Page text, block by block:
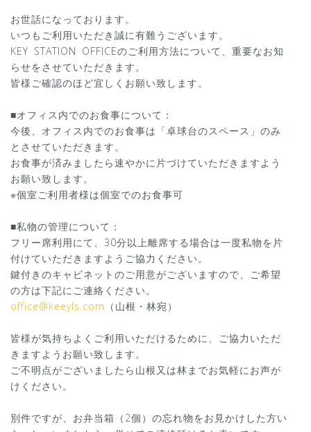
お世話になっております。
いつもご利用いただき誠に有難うございます。
KEY STATION OFFICEのご利用方法について、重要なお知
らせをさせていただきます。
皆様ご確認のほど宜しくお願い致します。
■オフィス内でのお食事について：
今後、オフィス内でのお食事は「卓球台のスペース」のみ
とさせていただきます。
お食事が済みましたら速やかに片づけていただきますよう
お願い致します。
※個室ご利用者様は個室でのお食事可
■私物の管理について：
フリー席利用にて、30分以上離席する場合は一度私物を片
付けていただきますようご協力ください。
鍵付きのキャビネットのご用意がございますので、ご希望
の方は下記にご連絡ください。
office@keeyls.com （山根・林宛）
皆様が気持ちよくご利用いただけるために、ご協力いただ
きますようお願い致します。
ご不明点がございましたら山根又は林までお気軽にお声が
けください。
別件ですが、お弁当箱（2個）の忘れ物をお見かけした方い